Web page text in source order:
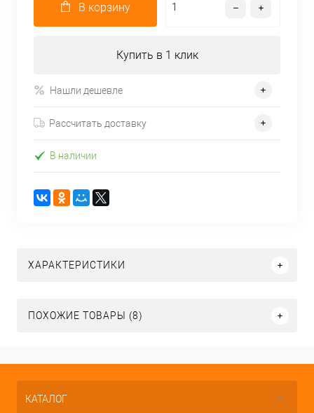
В корзину
Купить в 1 клик
Нашли дешевле
Рассчитать доставку
В наличии
ХАРАКТЕРИСТИКИ
ПОХОЖИЕ ТОВАРЫ (8)
КАТАЛОГ